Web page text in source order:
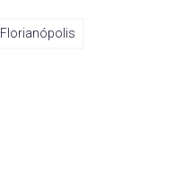
Florianópolis